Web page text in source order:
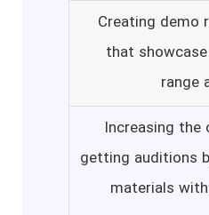
Creating demo
that
range
Increasing the
getting auditions
materials